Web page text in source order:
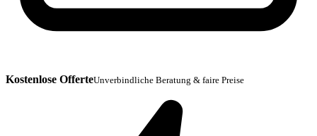
Kostenlose OfferteUnverbindliche Beratung & faire Preise